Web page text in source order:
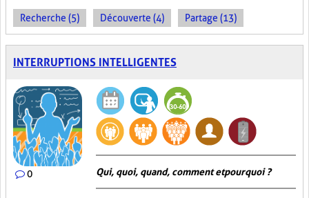
Recherche (5) Découverte (4) Partage (13)
INTERRUPTIONS INTELLIGENTES
0 Qui, quoi, quand, comment et pourquoi ?